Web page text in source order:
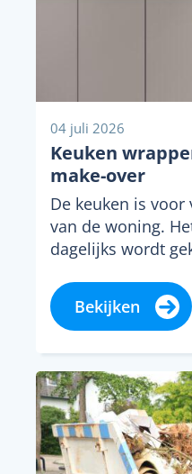
04 juli 2026
Keuken
make-over
De keuken is
van de woning.
dagelijks wordt
Bekijken